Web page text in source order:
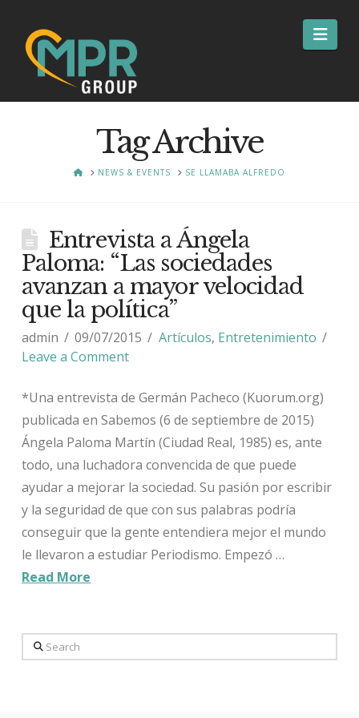
Tag Archive
HOMENEWS & EVENTS SE LLAMABA ALFREDO
Entrevista a Ángela
Paloma: “Las sociedades
avanzan a mayor velocidad
que la política”
admin 09/07/2015 Artículos, Entretenimiento
Leave a Comment
*Una entrevista de Germán Pacheco (Kuorum.org)
publicada en Sabemos (6 de septiembre de 2015)
Ángela Paloma Martín (Ciudad Real, 1985) es, ante
todo, una luchadora convencida de que puede
ayudar a mejorar la sociedad. Su pasión por escribir
y la seguridad de que con sus palabras podría
conseguir que la gente entendiera mejor el mundo
le llevaron a estudiar Periodismo. Empezó …
Read More
Search